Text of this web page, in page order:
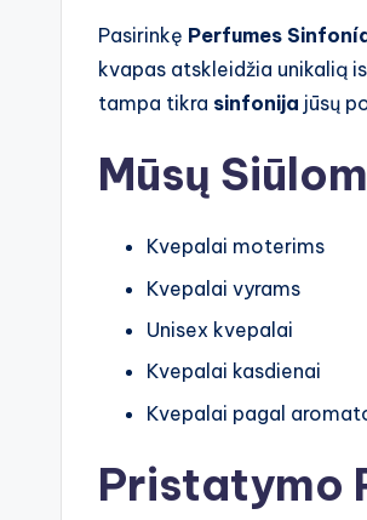
Pasirinkę Perfumes
kvapas atskleidžia unikalią
tampa tikra sinfonija jūsų
Mūsų
Kvepalai moterims
Kvepalai vyrams
Unisex kvepalai
Kvepalai kasdienai
Kvepalai pagal
Pristatymo